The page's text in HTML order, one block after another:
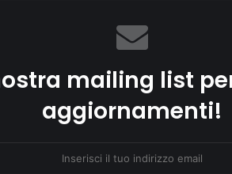
mailing list
aggiornamenti!